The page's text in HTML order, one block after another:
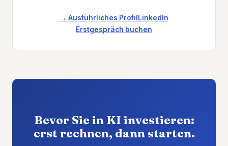
→ Ausführliches Profil LinkedIn
Erstgespräch buchen
Bevor Sie in KI investieren:
erst rechnen, dann starten.